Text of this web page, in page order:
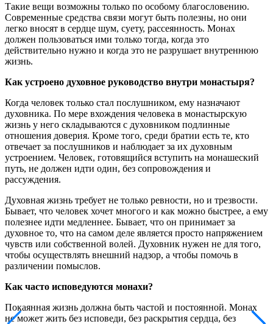
Такие вещи возможны только по особому благословению.
Современные средства связи могут быть полезны, но они
легко вносят в сердце шум, суету, рассеянность. Монах
должен пользоваться ими только тогда, когда это
действительно нужно и когда это не разрушает внутреннюю
жизнь.
Как устроено духовное руководство внутри монастыря?
Когда человек только стал послушником, ему назначают
духовника. По мере вхождения человека в монастырскую
жизнь у него складываются с духовником подлинные
отношения доверия. Кроме того, среди братии есть те, кто
отвечает за послушников и наблюдает за их духовным
устроением. Человек, готовящийся вступить на монашеский
путь, не должен идти один, без сопровождения и
рассуждения.
Духовная жизнь требует не только ревности, но и трезвости.
Бывает, что человек хочет многого и как можно быстрее, а ему
полезнее идти медленнее. Бывает, что он принимает за
духовное то, что на самом деле является просто напряжением
чувств или собственной волей. Духовник нужен не для того,
чтобы осуществлять внешний надзор, а чтобы помочь в
различении помыслов.
Как часто исповедуются монахи?
Покаянная жизнь должна быть частой и постоянной. Монах
не может жить без исповеди, без раскрытия сердца, без